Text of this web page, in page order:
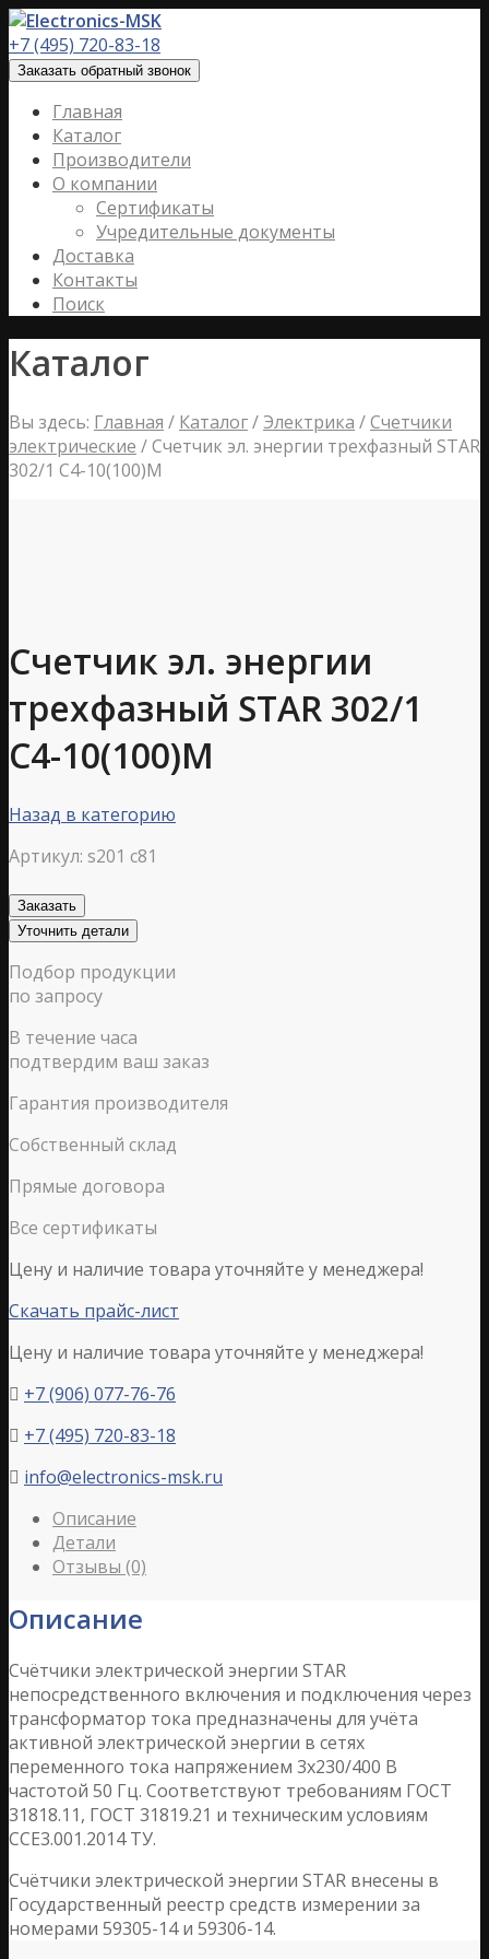
+7 (495) 720-83-18
Заказать обратный звонок
Главная
Каталог
Производители
О компании
Сертификаты
Учредительные документы
Доставка
Контакты
Поиск
Каталог
Вы здесь: Главная / Каталог/ Электрика /Счетчики
электрические /Счетчик эл. энергии трехфазный STAR
302/1 С4-10(100)М
Счетчик эл. энергии
трехфазный STAR 302/1
С4-10(100)М
Назад в категорию
Артикул: s201 c81
Заказать
Уточнить детали
Подбор продукции
по запросу
В течение часа
подтвердим ваш заказ
Гарантия производителя
Собственный склад
Прямые договора
Все сертификаты
Цену и наличие товара уточняйте у менеджера!
Скачать прайс-лист
Цену и наличие товара уточняйте у менеджера!
 +7 (906) 077-76-76
 +7 (495) 720-83-18
 info@electronics-msk.ru
Описание
Детали
Отзывы (0)
Описание
Счётчики электрической энергии STAR
непосредственного включения и подключения через
трансформатор тока предназначены для учёта
активной электрической энергии в сетях
переменного тока напряжением 3х230/400 В
частотой 50 Гц. Соответствуют требованиям ГОСТ
31818.11, ГОСТ 31819.21 и техническим условиям
CCE3.001.2014 ТУ.
Счётчики электрической энергии STAR внесены в
Государственный реестр средств измерении за
номерами 59305-14 и 59306-14.